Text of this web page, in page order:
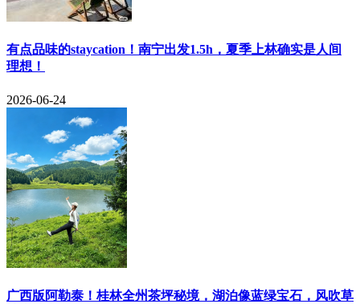
有点品味的staycation！南宁出发1.5h，夏季上林确实是人间
理想！
2026-06-24
​广西版阿勒泰！桂林全州茶坪秘境，湖泊像蓝绿宝石，风吹草